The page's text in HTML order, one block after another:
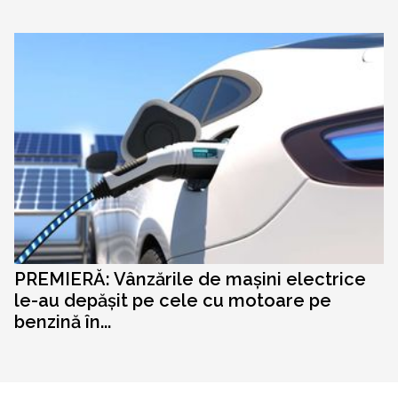
PREMIERĂ: Vânzările de mașini electrice
le-au depășit pe cele cu motoare pe
benzină în...